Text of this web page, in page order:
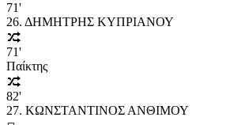
71'
26. ΔΗΜΗΤΡΗΣ ΚΥΠΡΙΑΝΟΥ
71'
Παίκτης
82'
27. ΚΩΝΣΤΑΝΤΙΝΟΣ ΑΝΘΙΜΟΥ